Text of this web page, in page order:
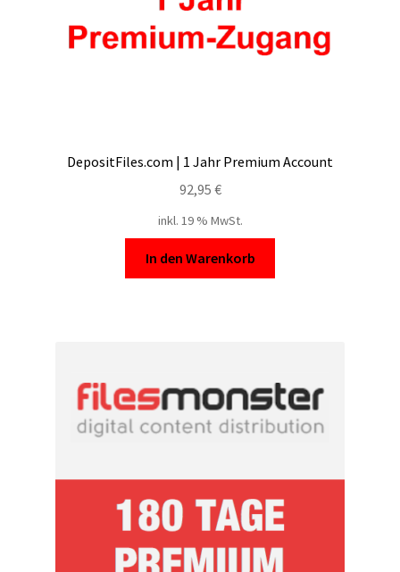
DepositFiles.com | 1 Jahr Premium Account
92,95 €
inkl. 19 % MwSt.
In den Warenkorb